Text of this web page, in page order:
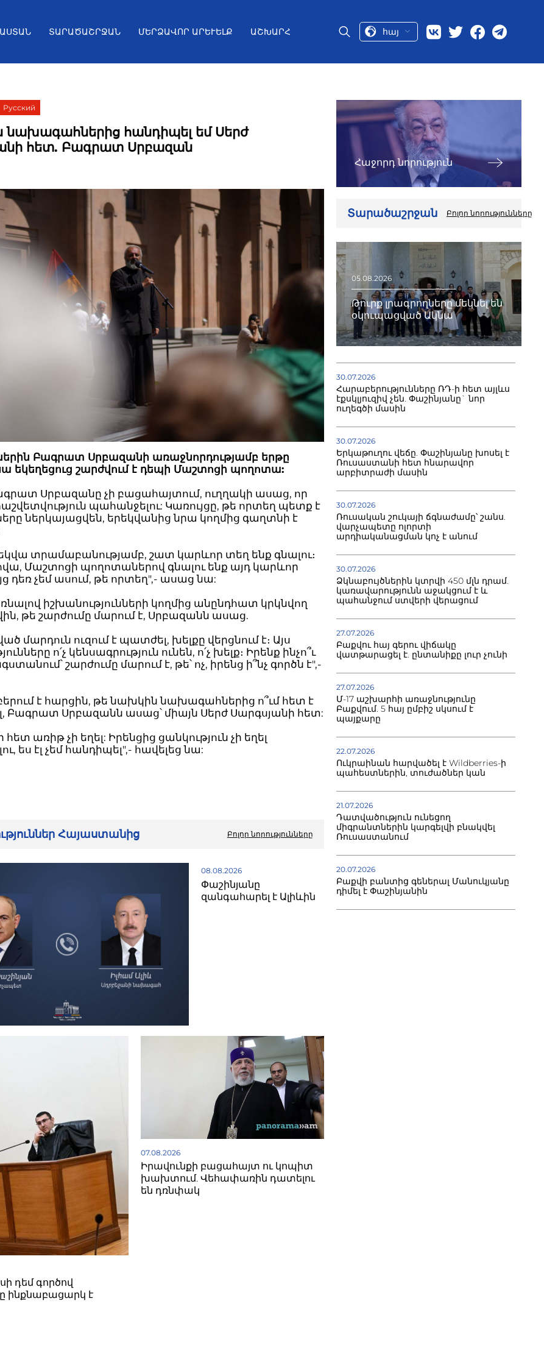
ՏԱՐԱԾԱՇՐՋԱՆ ՄԵՐՁԱՎՈՐ ԱՐԵՒԵԼՔ ԱՇԽԱՐՀ հայ
Русский
հանդիպել եմ Սերժ
հետ. Բագրատ Սրբազան
Բագրատ Սրբազանի առաջնորդությամբ երթը
եկեղեցուց շարժվում է դեպի Մաշտոցի պողոտա:
Սրբազանը չի բացահայտում, ուղղակի ասաց, որ
պահանջելու: Կառույցը, թե որտեղ պետք է
ներկայացվեն, երեկվանից նրա կողմից գաղտնի է
տրամաբանությամբ, շատ կարևոր տեղ ենք գնալու։
Մաշտոցի պողոտաներով գնալու ենք այդ կարևոր
դեռ չեմ ասում, թե որտեղ",- ասաց նա:
իշխանությունների կողմից անընդհատ կրկնվող
թե շարժումը մարում է, Սրբազանն ասաց.
մարդուն ուզում է պատժել, խելքը վերցնում է։ Այս
ո՛չ կենսագրություն ունեն, ո՛չ խելք։ Իրենք ինչո՞ւ
շարժումը մարում է, թե՝ ոչ, իրենց ի՞նչ գործն է",-
է հարցին, թե նախկին նախագահներից ո՞ւմ հետ է
Բագրատ Սրբազանն ասաց՝ միայն Սերժ Սարգսյանի հետ:
հետ առիթ չի եղել: Իրենցից ցանկություն չի եղել
ես էլ չեմ հանդիպել",- հավելեց նա:
Հայաստանից Բոլոր նորությունները
08.08.2026
Փաշինյանը
զանգահարել է Ալիևին
դեմ գործով
ինքնաբացարկ է
07.08.2026
Իրավունքի բացահայտ ու կոպիտ
խախտում. Վեհափառին դատելու
են դռնփակ
Հաջորդ նորություն
Տարածաշրջան Բոլոր նորությունները
05.08.2026
Թուրք լրագրողները մեկնել են
օկուպացված Ակնա
30.07.2026
Հարաբերությունները ՌԴ-ի հետ այլևս
էքսկլյուզիվ չեն. Փաշինյանը` նոր
ուղեգծի մասին
30.07.2026
Երկաթուղու վեճը. Փաշինյանը խոսել է
Ռուսաստանի հետ հնարավոր
արբիտրաժի մասին
30.07.2026
Ռուսական շուկայի ճգնաժամը՝ շանս.
վարչապետը ոլորտի
արդիականացման կոչ է անում
30.07.2026
Ձկնաբույծներին կտրվի 450 մլն դրամ.
կառավարությունն աջակցում է և
պահանջում ստվերի վերացում
27.07.2026
Բաքվու հայ գերու վիճակը
վատթարացել է. ընտանիքը լուր չունի
27.07.2026
Մ-17 աշխարհի առաջնությունը
Բաքվում. 5 հայ ըմբիշ սկսում է
պայքարը
22.07.2026
Ուկրաինան հարվածել է Wildberries-ի
պահեստներին, տուժածներ կան
21.07.2026
Դատվածություն ունեցող
միգրանտներին կարգելվի բնակվել
Ռուսաստանում
20.07.2026
Բաքվի բանտից գեներալ Մանուկյանը
դիմել է Փաշինյանին